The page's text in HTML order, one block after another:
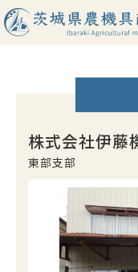
HOME
中古農機情報
組合員紹介
アクセス
株式会社伊藤
東部支部